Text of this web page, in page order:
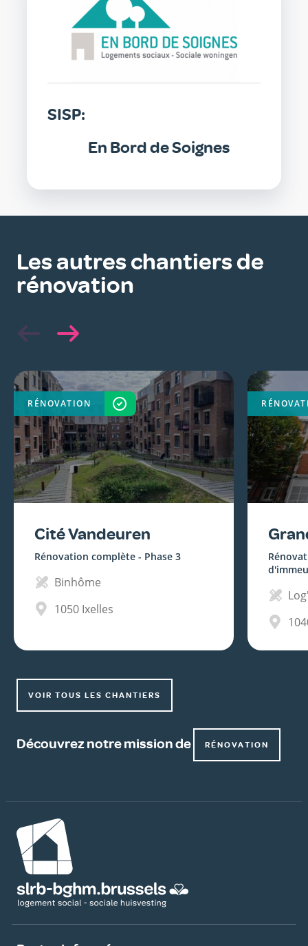
SISP:
En Bord de Soignes
Les autres chantiers de
rénovation
Cité Vandeuren
Rénovation complète - Phase 3
Binhôme
1050 Ixelles
RÉNOVATION TERMINÉ
VOIR TOUS LES CHANTIERS
Découvrez notre mission de RÉNOVATION
Image